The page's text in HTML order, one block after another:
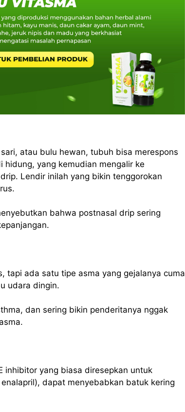
atau bulu hewan, tubuh bisa merespons
yang kemudian mengalir ke
Lendir inilah yang bikin tenggorokan
bahwa postnasal drip sering
tapi ada satu tipe asma yang gejalanya cuma
udara dingin.
dan sering bikin penderitanya nggak
inhibitor yang biasa diresepkan untuk
dapat menyebabkan batuk kering